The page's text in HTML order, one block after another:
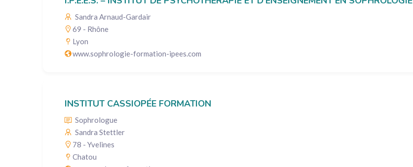
Sandra Arnaud-Gardair
69 - Rhône
Lyon
www.sophrologie-formation-ipees.com
INSTITUT CASSIOPÉE FORMATION
Sophrologue
Sandra Stettler
78 - Yvelines
Chatou